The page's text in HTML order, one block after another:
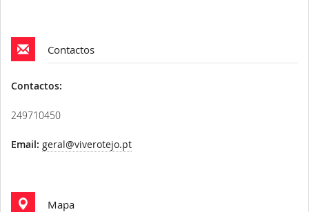
Contactos
Contactos:
249710450
Email: geral@viverotejo.pt
Mapa